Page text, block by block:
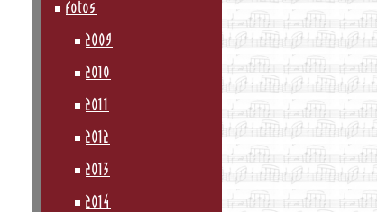
Fotos
2009
2010
2011
2012
2013
2014